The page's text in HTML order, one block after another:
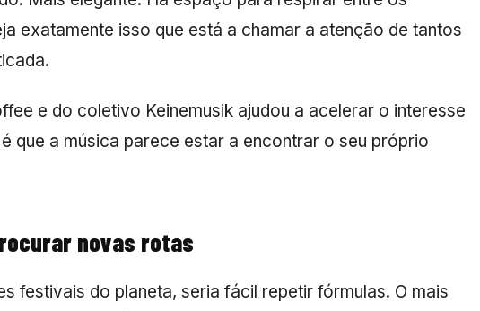
exatamente isso que está a chamar a atenção de tantos
e do coletivo Keinemusik ajudou a acelerar o interesse
que a música parece estar a encontrar o seu próprio
novas rotas
festivais do planeta, seria fácil repetir fórmulas. O mais